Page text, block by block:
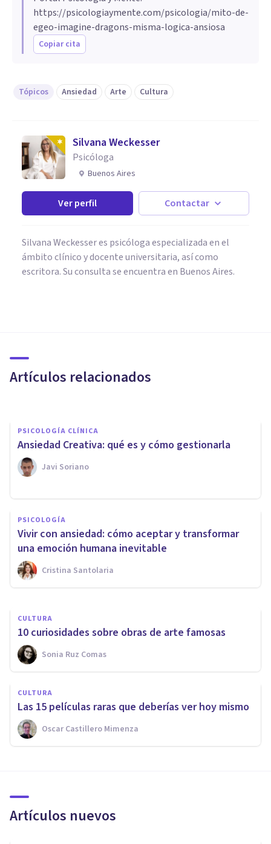
https://psicologiaymente.com/psicologia/mito-de-
egeo-imagine-dragons-misma-logica-ansiosa
Copiar cita
Tópicos Ansiedad Arte Cultura
Silvana Weckesser
Psicóloga
Buenos Aires
Ver perfil Contactar
Silvana Weckesser es psicóloga especializada en el
ámbito clínico y docente universitaria, así como
escritora. Su consulta se encuentra en Buenos Aires.
Artículos relacionados
tratamiento
PSICOLOGÍA CLÍNICA
Ansiedad Creativa: qué es y cómo gestionarla
Javi Soriano
PSICOLOGÍA
Vivir con ansiedad: cómo aceptar y transformar
una emoción humana inevitable
Cristina Santolaria
Lizbeth García: «El arte nos
sensibiliza en temas de salud
mental»
Bertrand Regader
CULTURA
10 curiosidades sobre obras de arte famosas
Sonia Ruz Comas
CULTURA
​Las 15 películas raras que deberías ver hoy mismo
Oscar Castillero Mimenza
Artículos nuevos